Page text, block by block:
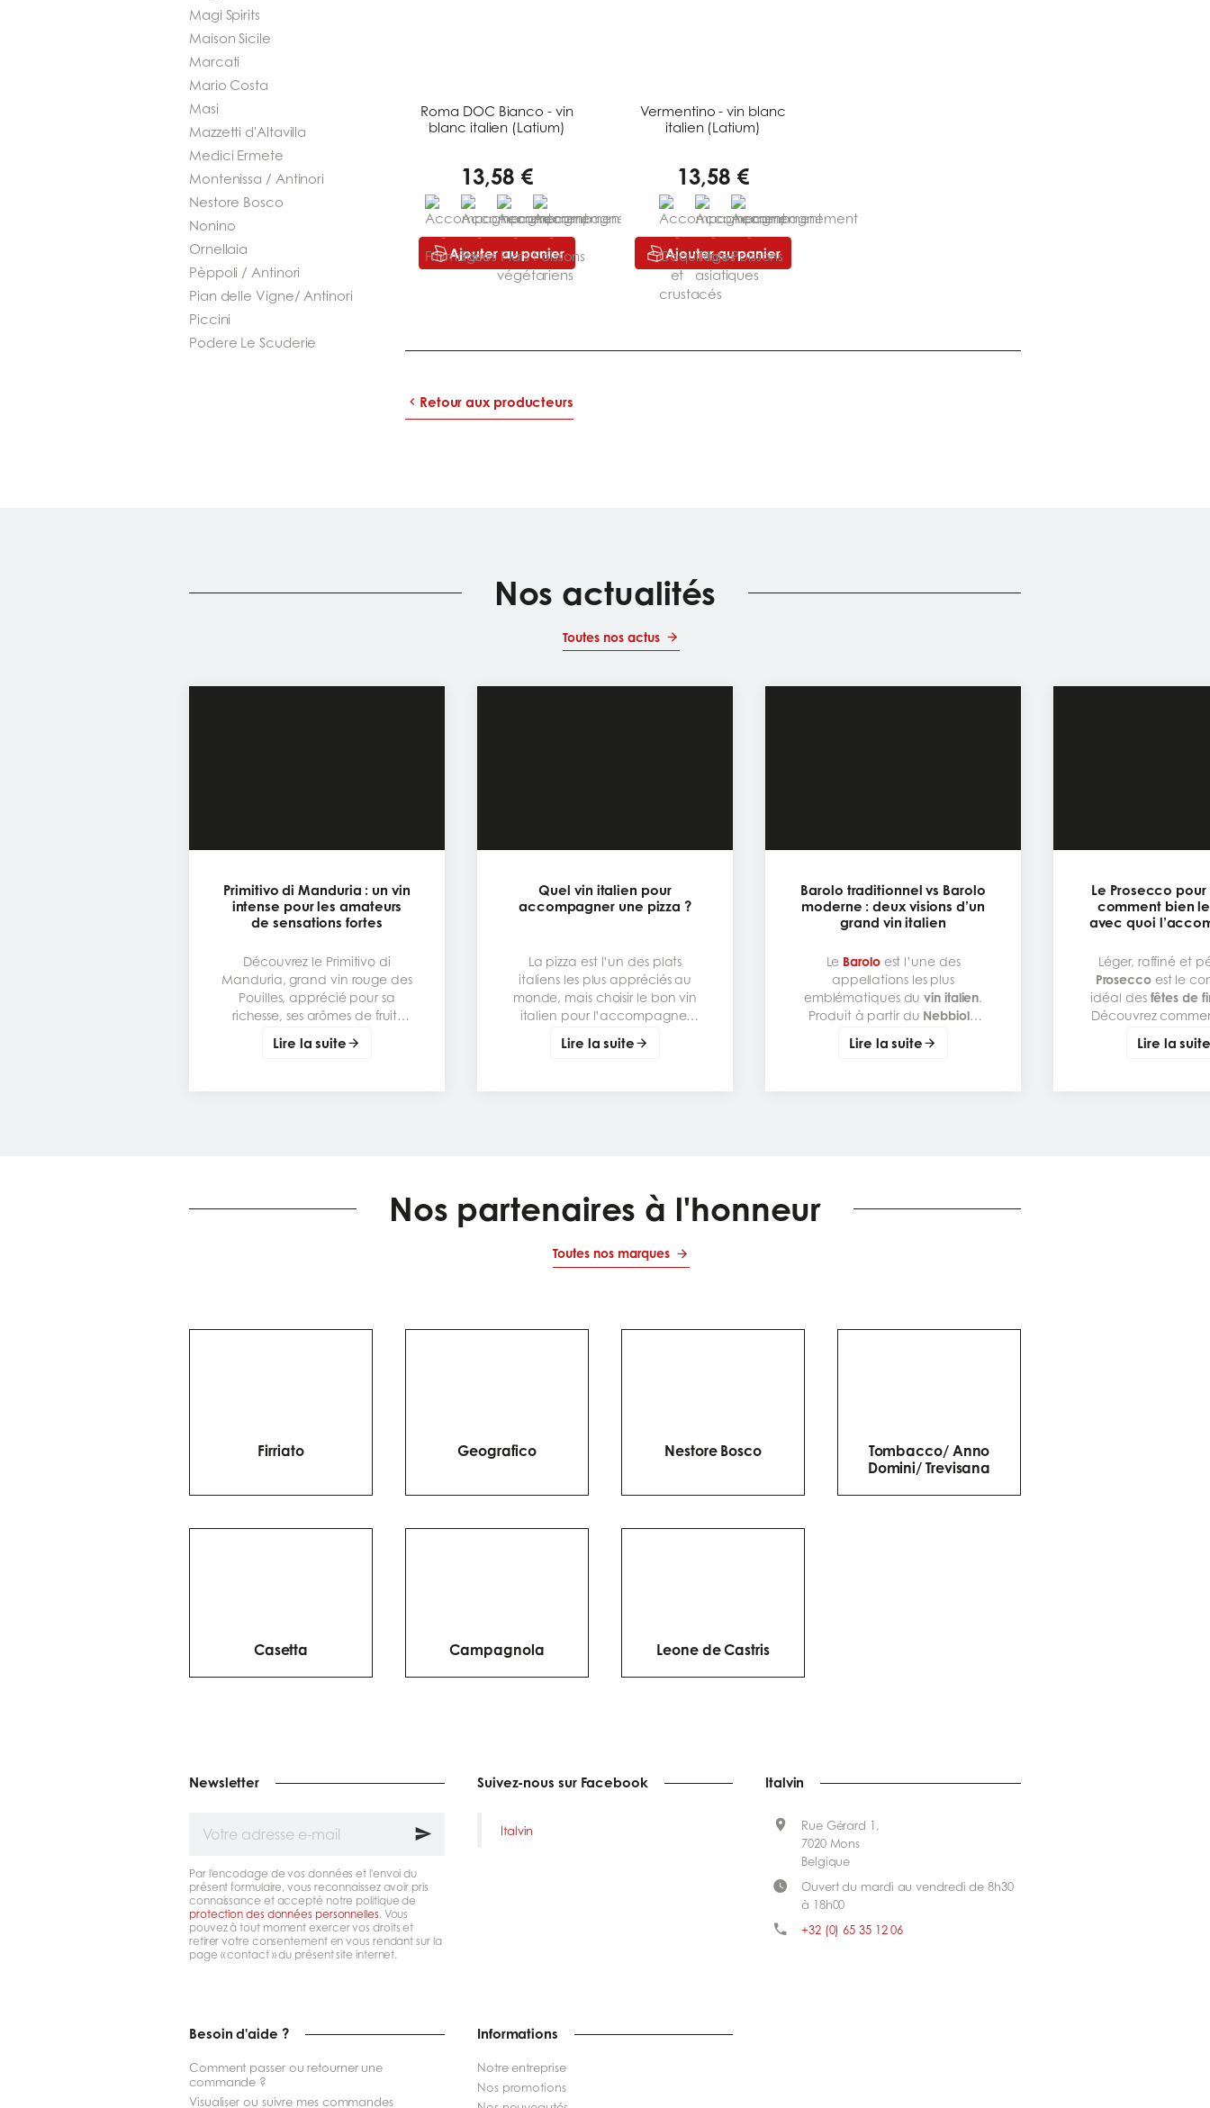
Magi Spirits
Maison Sicile
Marcati
Mario Costa
Masi
Mazzetti d'Altavilla
Medici Ermete
Montenissa / Antinori
Nestore Bosco
Nonino
Ornellaia
Pèppoli / Antinori
Pian delle Vigne/ Antinori
Piccini
Podere Le Scuderie
Roma DOC Bianco - vin
blanc italien (Latium)
13,58 €
Ajouter au panier
Vermentino - vin blanc
italien (Latium)
13,58 €
Ajouter au panier
Retour aux producteurs
Nos actualités
Toutes nos actus
Primitivo di Manduria : un vin
intense pour les amateurs
de sensations fortes
Découvrez le Primitivo di
Manduria, grand vin rouge des
Pouilles, apprécié pour sa
richesse, ses arômes de fruits
généreux. Un cépage
Lire la suite
Quel vin italien pour
accompagner une pizza ?
La pizza est l’un des plats
italiens les plus appréciés au
monde, mais choisir le bon vin
italien pour l’accompagner
simple en vraie expérience de
gourmandise de la pizza sans
écraser ses saveurs.
Lire la suite
Barolo traditionnel vs Barolo
moderne : deux visions d’un
grand vin italien
Le Baroloest l’une des
appellations les plus
emblématiques duvin italien.
Produit à partir du Nebbiolo
pour sa structure, ses tanins
plus puissante. D’autres
Lire la suite
Le Prosecco pour
comment bien
avec quoi
Léger, raffiné et
Proseccoest le
idéal des fêtes de
Découvrez
sublimer vos
Lire la suite
Nos partenaires à l'honneur
Toutes nos marques
Firriato Geografico Nestore Bosco
Tombacco/ Anno
Domini/ Trevisana
Casetta Campagnola Leone de Castris
Newsletter
adresse
mail
Par l'encodage de vos données et l'envoi du
présent formulaire, vous reconnaissez avoir pris
connaissance et accepté notre politique de
protection des données personnelles. Vous
pouvez à tout moment exercer vos droits et
retirer votre consentement en vous rendant sur la
page « contact » du présent site internet.
Suivez-nous sur Facebook
Italvin
Italvin
Rue Gérard 1,
7020 Mons
Belgique
Ouvert du mardi au vendredi de 8h30
à 18h00
+32 (0) 65 35 12 06
Besoin d'aide ?
Comment passer ou retourner une
commande ?
Visualiser ou suivre mes commandes
Informations
Notre entreprise
Nos promotions